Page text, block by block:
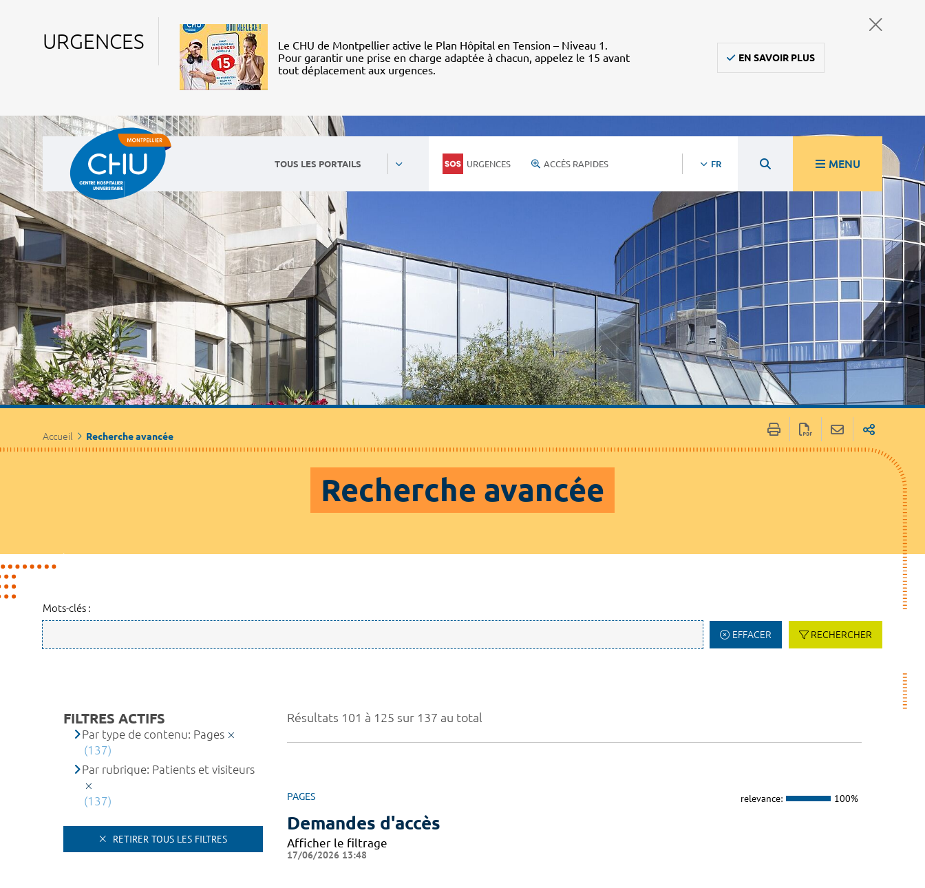
URGENCES
Le CHU de Montpellier active le Plan Hôpital en Tension – Niveau 1.
Pour garantir une prise en charge adaptée à chacun, appelez le 15 avant
tout déplacement aux urgences.
EN SAVOIR PLUS
TOUS LES PORTAILS URGENCES ACCÈS RAPIDES FR MENU
Accueil Recherche avancée
Recherche avancée
Mots-clés :
EFFACER RECHERCHER
Résultats 101 à 125 sur 137 au total
PAGES relevance: 100%
Demandes d'accès
Afficher le filtrage
17/06/2026 13:48
FILTRES ACTIFS
Par type de contenu: Pages
(137)
Par rubrique: Patients et visiteurs
(137)
RETIRER TOUS LES FILTRES